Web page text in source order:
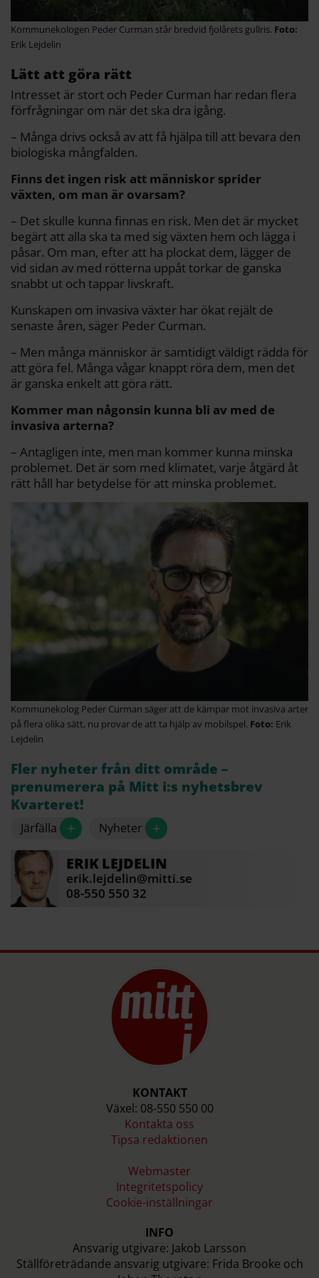
Kommunekologen Peder Curman står bredvid fjolårets gullris.
Erik Lejdelin
Lätt att göra rätt
Intresset är stort och Peder Curman har redan flera
förfrågningar om när det ska dra igång.
– Många drivs också av att få hjälpa till att bevara den
biologiska mångfalden.
Finns det ingen risk att människor sprider
växten, om man är ovarsam?
– Det skulle kunna finnas en risk. Men det är mycket
begärt att alla ska ta med sig växten hem och lägga i
påsar. Om man, efter att ha plockat dem, lägger de
vid sidan av med rötterna uppåt torkar de ganska
snabbt ut och tappar livskraft.
Kunskapen om invasiva växter har ökat rejält de
senaste åren, säger Peder Curman.
– Men många människor är samtidigt väldigt rädda för
att göra fel. Många vågar knappt röra dem, men det
är ganska enkelt att göra rätt.
Kommer man någonsin kunna bli av med de
invasiva arterna?
– Antagligen inte, men man kommer kunna minska
problemet. Det är som med klimatet, varje åtgärd åt
rätt håll har betydelse för att minska problemet.
Kommunekolog Peder Curman säger att de kämpar mot invasiva arter
på flera olika sätt, nu provar de att ta hjälp av mobilspel.
Erik
Lejdelin
Fler nyheter från ditt område –
prenumerera på Mitt i:s nyhetsbrev
Kvarteret!
Järfälla + Nyheter +
ERIKLEJDELIN
erik.lejdelin@mitti.se
08-550 550 32
KONTAKT
Växel: 08-550 550 00
Kontakta oss
Tipsa redaktionen
Webmaster
Integritetspolicy
Cookie-inställningar
INFO
Ansvarig utgivare: Jakob Larsson
Ställföreträdande ansvarig utgivare: Frida Brooke och